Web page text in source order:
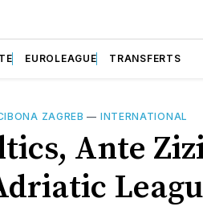
EUROLEAGUE TRANSFERTS
ZAGREB — INTERNATIONAL
Ante